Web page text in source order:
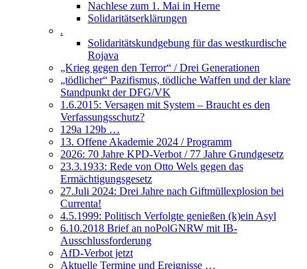
Nachlese zum 1. Mai in Herne
Solidaritätserklärungen
.
Solidaritätskundgebung für das westkurdische
Rojava
„Krieg gegen den Terror“ / Drei Generationen
„tödlicher“ Pazifismus, tödliche Waffen und der klare
Standpunkt der DFG/VK
1.6.2015: Versagen mit System – Braucht es den
Verfassungsschutz?
129a 129b …
13. Offene Akademie 2024 / Programm
2026: 70 Jahre KPD-Verbot / 77 Jahre Grundgesetz
23.3.1933: Rede von Otto Wels gegen das
Ermächtigungsgesetz
27.Juli 2024: Drei Jahre nach Giftmüllexplosion bei
Currenta!
4.5.1999: Politisch Verfolgte genießen (k)ein Asyl
6.10.2018 Brief an noPolGNRW mit IB-
Ausschlussforderung
AfD-Verbot jetzt
Aktuelle Termine und Ereignisse …